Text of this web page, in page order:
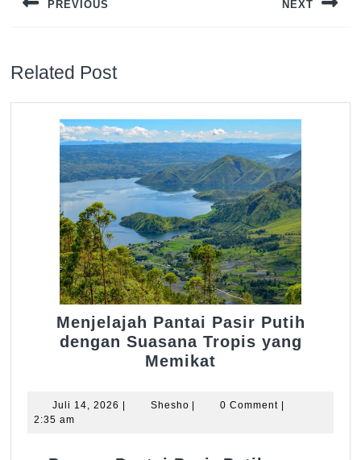
PREVIOUS NEXT
Related Post
Menjelajah Pantai Pasir Putih
dengan Suasana Tropis yang
Memikat
Pasir
Juli 14, 2026 Juli
SheshoShesho0 Comment
2:35 am